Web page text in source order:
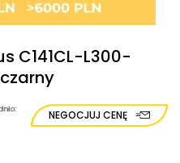
C141CL-L300-
NEGOCJUJ CENĘ